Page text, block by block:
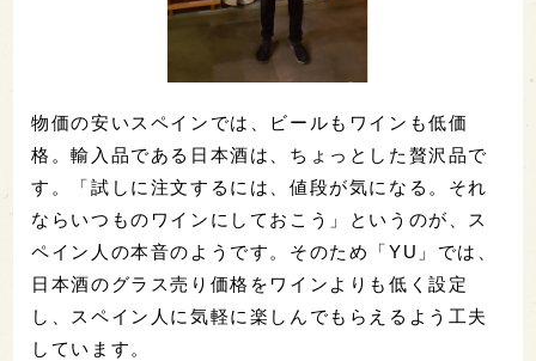
物価の安いスペインでは、ビールもワインも低価
格。輸入品である日本酒は、ちょっとした贅沢品で
す。「試しに注文するには、値段が気になる。それ
ならいつものワインにしておこう」というのが、ス
ペイン人の本音のようです。そのため「YU」では、
日本酒のグラス売り価格をワインよりも低く設定
し、スペイン人に気軽に楽しんでもらえるよう工夫
しています。